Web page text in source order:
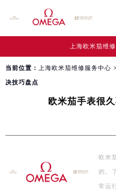
上海欧米茄维
当前位置： 上海欧米茄维修服务中心
决技巧盘点
欧米茄手表很
欧米
的。
常运